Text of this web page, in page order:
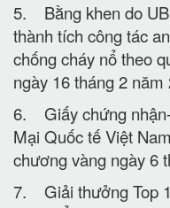
5. Bằng khen do
thành tích công tác
chống cháy nổ theo
ngày 16 tháng 2 năm
6. Giấy chứng
Mại Quốc tế Việt
chương vàng ngày 6
7. Giải thưởng Top